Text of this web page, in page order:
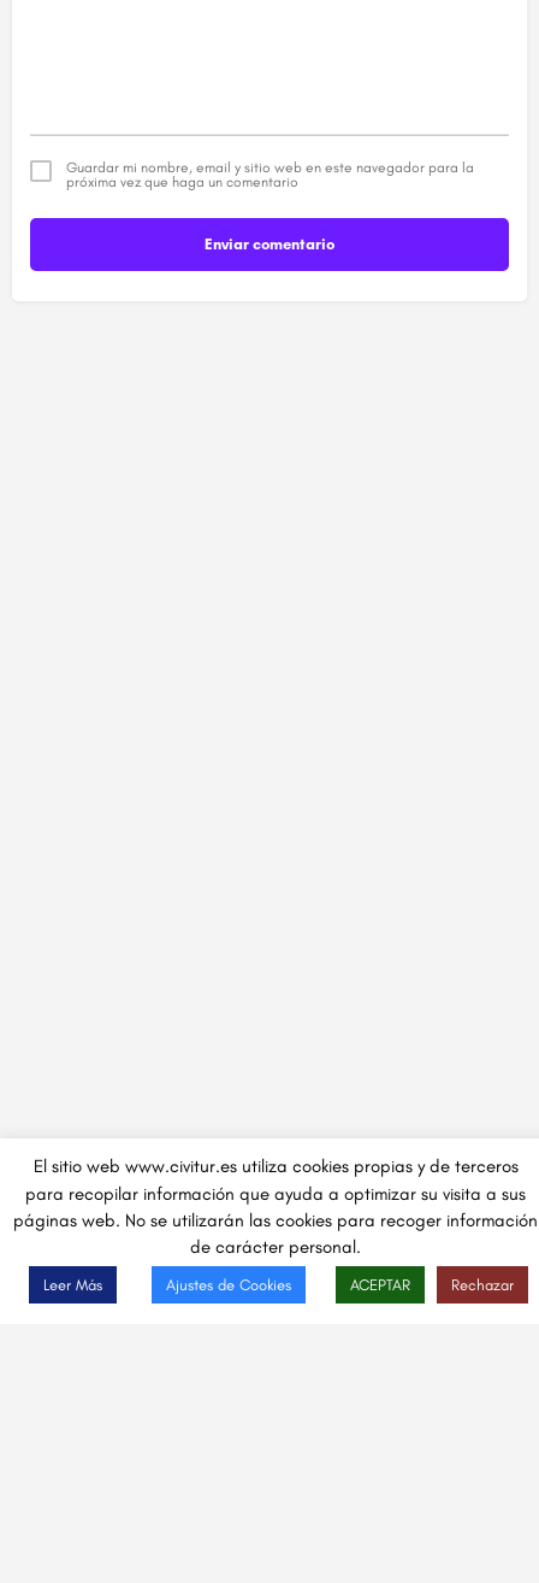
Guardar mi nombre, email y sitio web en este navegador para la
próxima vez que haga un comentario
Enviar comentario
El sitio web www.civitur.es utiliza cookies propias y de terceros
para recopilar información que ayuda a optimizar su visita a sus
páginas web. No se utilizarán las cookies para recoger información
de carácter personal.
Leer Más Ajustes de Cookies ACEPTAR Rechazar